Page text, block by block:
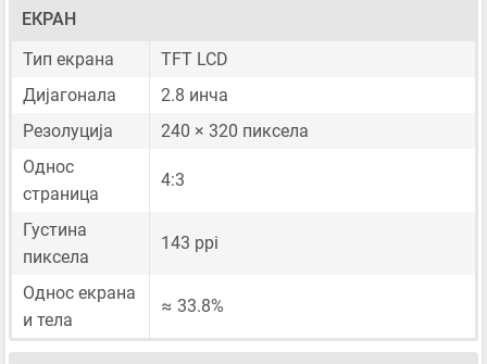
ЕКРАН
Тип екрана
TFT LCD
Дијагонала
2.8 инча
Резолуција
240 × 320 пиксела
Однос
страница
4:3
Густина
пиксела
143 ppi
Однос екрана
и тела
≈ 33.8%